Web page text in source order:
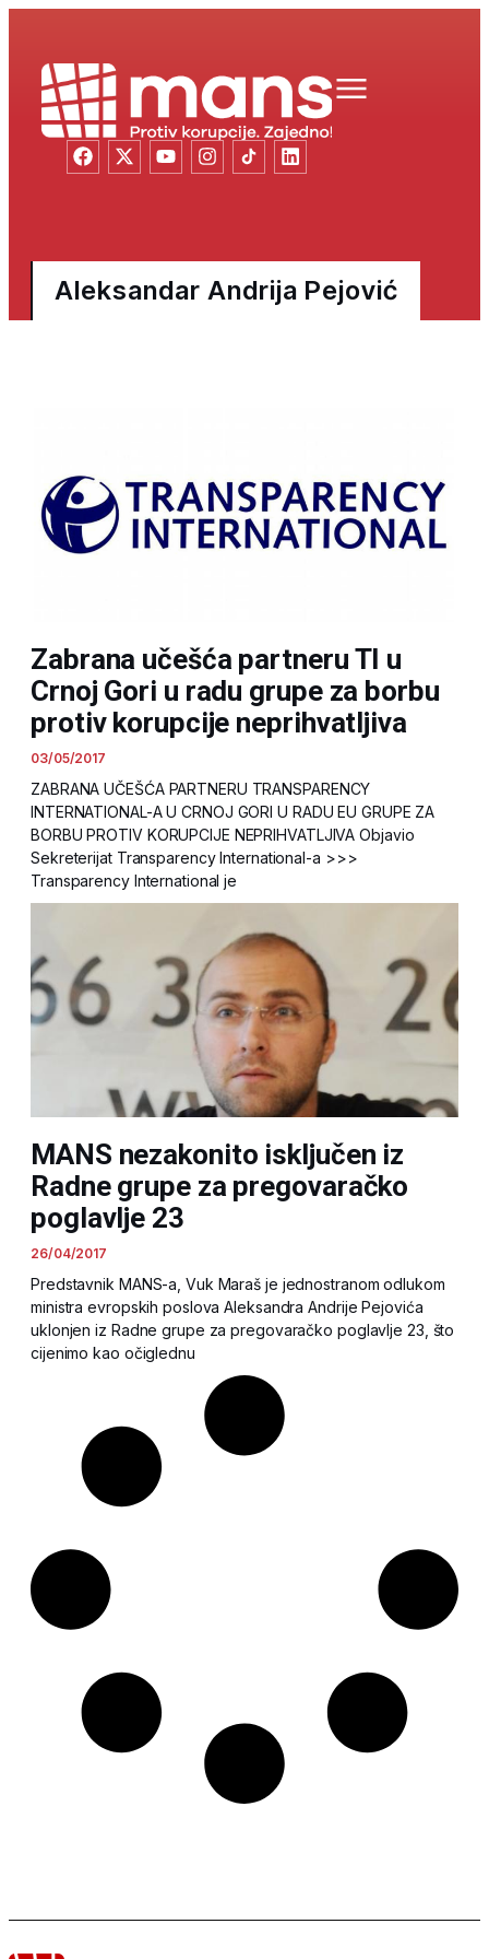
Aleksandar Andrija Pejović
Zabrana učešća partneru TI u
Crnoj Gori u radu grupe za borbu
protiv korupcije neprihvatljiva
03/05/2017
ZABRANA UČEŠĆA PARTNERU TRANSPARENCY
INTERNATIONAL-A U CRNOJ GORI U RADU EU GRUPE ZA
BORBU PROTIV KORUPCIJE NEPRIHVATLJIVA Objavio
Sekreterijat Transparency International-a >>>
Transparency International je
MANS nezakonito isključen iz
Radne grupe za pregovaračko
poglavlje 23
26/04/2017
Predstavnik MANS-a, Vuk Maraš je jednostranom odlukom
ministra evropskih poslova Aleksandra Andrije Pejovića
uklonjen iz Radne grupe za pregovaračko poglavlje 23, što
cijenimo kao očiglednu